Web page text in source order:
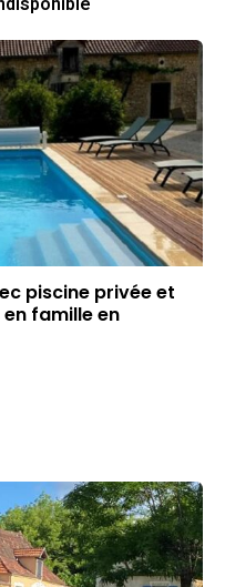
piscine privée et
famille en